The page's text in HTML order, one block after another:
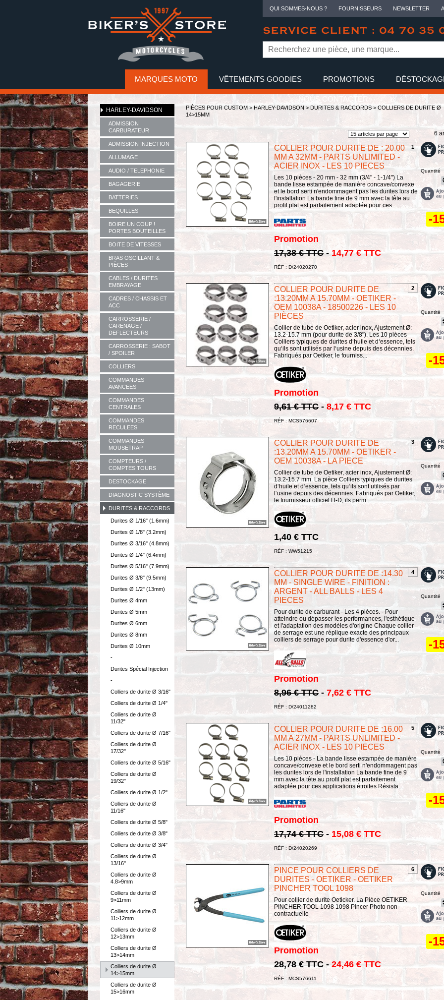
QUI SOMMES-NOUS ? FOURNISSEURS NEWSLETTER
SERVICE CLIENT : 04 70 35
MARQUES MOTO VÊTEMENTS GOODIES PROMOTIONS
NOUS CONTACTER
HARLEY-DAVIDSON
ADMISSION
CARBURATEUR
ADMISSION INJECTION
ALLUMAGE
AUDIO / TELEPHONIE
BAGAGERIE
BATTERIES
BEQUILLES
BOIRE UN COUP !
PORTES BOUTEILLES
BOITE DE VITESSES
BRAS OSCILLANT &
PIÈCES
CABLES / DURITES
EMBRAYAGE
CADRES / CHASSIS ET
ACC
CARROSSERIE /
CARENAGE /
DEFLECTEURS
CARROSSERIE : SABOT
/ SPOILER
COLLIERS
COMMANDES
AVANCEES
COMMANDES
CENTRALES
COMMANDES
RECULEES
COMMANDES
MOUSETRAP
COMPTEURS /
COMPTES TOURS
DESTOCKAGE
DIAGNOSTIC SYSTÈME
DURITES & RACCORDS
Durites Ø 1/16" (1.6mm)
Durites Ø 1/8" (3.2mm)
Durites Ø 3/16" (4.8mm)
Durites Ø 1/4" (6.4mm)
Durites Ø 5/16" (7.9mm)
Durites Ø 3/8" (9.5mm)
Durites Ø 1/2" (13mm)
Durites Ø 4mm
Durites Ø 5mm
Durites Ø 6mm
Durites Ø 8mm
Durites Ø 10mm
-
Durites Spécial Injection
-
Colliers de durite Ø 3/16"
Colliers de durite Ø 1/4"
Colliers de durite Ø
11/32"
Colliers de durite Ø 7/16"
Colliers de durite Ø
17/32"
Colliers de durite Ø 5/16"
Colliers de durite Ø
19/32"
Colliers de durite Ø 1/2"
Colliers de durite Ø
11/16"
Colliers de durite Ø 5/8"
Colliers de durite Ø 3/8"
Colliers de durite Ø 3/4"
Colliers de durite Ø
13/16"
Colliers de durite Ø
4.8>9mm
Colliers de durite Ø
9>11mm
Colliers de durite Ø
11>12mm
Colliers de durite Ø
12>13mm
Colliers de durite Ø
13>14mm
Colliers de durite Ø
14>15mm
Colliers de durite Ø
15>16mm
PIÈCES POUR CUSTOM > HARLEY-DAVIDSON > DURITES & RACCORDS > COLLIERS DE DURITE Ø
14>15MM
6
1
COLLIER POUR DURITE DE : 20.00
MM A 32MM - PARTS UNLIMITED -
ACIER INOX - LES 10 PIECES
Les 10 pièces - 20 mm - 32 mm (3/4" - 1-1/4") La
bande lisse estampée de manière concave/convexe
et le bord serti n'endommagent pas les durites lors de
l'installation La bande fine de 9 mm avec la tête au
profil plat est parfaitement adaptée pour ces...
Promotion
17,38 € TTC - 14,77 € TTC
RÉF : D/24020270
Quantité
-
2
COLLIER POUR DURITE DE
:13.20MM A 15.70MM - OETIKER -
OEM 10038A - 18500226 - LES 10
PIÈCES
Collier de tube de Oetiker, acier inox, Ajustement Ø:
13.2-15.7 mm (pour durite de 3/8"). Les 10 pièces
Colliers typiques de durites d‘huile et d‘essence, tels
qu‘ils sont utilisés par l‘usine depuis des décennies.
Fabriqués par Oetiker, le fourniss...
Promotion
9,61 € TTC - 8,17 € TTC
RÉF : MCS576607
Quantité
-
3
COLLIER POUR DURITE DE
:13.20MM A 15.70MM - OETIKER -
OEM 10038A - LA PIECE
Collier de tube de Oetiker, acier inox, Ajustement Ø:
13.2-15.7 mm. La pièce Colliers typiques de durites
d‘huile et d‘essence, tels qu‘ils sont utilisés par
l‘usine depuis des décennies. Fabriqués par Oetiker,
le fournisseur officiel H-D, ils perm...
1,40 € TTC
RÉF : WW51215
Quantité
4
COLLIER POUR DURITE DE :14.30
MM - SINGLE WIRE - FINITION :
ARGENT - ALL BALLS - LES 4
PIECES
Pour durite de carburant - Les 4 pièces. - Pour
atteindre ou dépasser les performances, l'esthétique
et l'adaptation des modèles d'origine Chaque collier
de serrage est une réplique exacte des principaux
colliers de serrage pour durite d'essence d'or...
Promotion
8,96 € TTC - 7,62 € TTC
RÉF : D/24011282
Quantité
-
5
COLLIER POUR DURITE DE :16.00
MM A 27MM - PARTS UNLIMITED -
ACIER INOX - LES 10 PIECES
Les 10 pièces - La bande lisse estampée de manière
concave/convexe et le bord serti n'endommagent pas
les durites lors de l'installation La bande fine de 9
mm avec la tête au profil plat est parfaitement
adaptée pour ces applications étroites Résista...
Promotion
17,74 € TTC - 15,08 € TTC
RÉF : D/24020269
Quantité
-
6
PINCE POUR COLLIERS DE
DURITES - OETIKER - OETIKER
PINCHER TOOL 1098
Pour collier de durite Oeticker. La Pièce OETIKER
PINCHER TOOL 1098 1098 Pincer Photo non
contractuelle
Promotion
28,78 € TTC -24,46 € TTC
RÉF : MCS576611
Quantité
-